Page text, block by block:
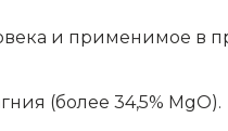
и применимое в
(более 34,5% MgO).